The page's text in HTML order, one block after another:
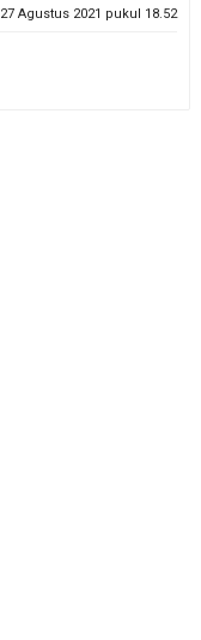
27 Agustus 2021 pukul 18.52